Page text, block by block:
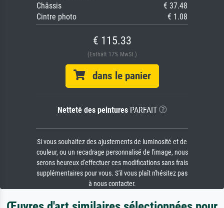
Châssis
€ 37.48
Cintre photo
€ 1.08
€ 115.33
(Enthält 17% MwSt.)
dans le panier
Netteté des peinturesPARFAIT
Si vous souhaitez des ajustements de luminosité et de
couleur, ou un recadrage personnalisé de l'image, nous
serons heureux d'effectuer ces modifications sans frais
supplémentaires pour vous. S'il vous plaît n'hésitez pas
à nous contacter.